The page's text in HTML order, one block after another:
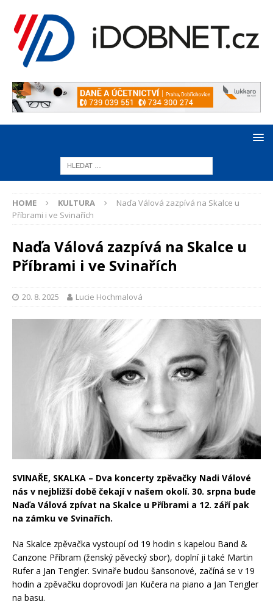
HOME KULTURA
Naďa Válová zazpívá na Skalce u
Příbrami i ve Svinařích
Naďa Válová zazpívá na Skalce u
Příbrami i ve Svinařích
20. 8. 2025 Lucie Hochmalová
SVINAŘE, SKALKA – Dva koncerty zpěvačky Nadi Válové
nás v nejbližší době čekají v našem okolí. 30. srpna bude
Naďa Válová zpívat na Skalce u Příbrami a 12. září pak
na zámku ve Svinařích.
Na Skalce zpěvačka vystoupí od 19 hodin s kapelou Band &
Canzone Příbram (ženský pěvecký sbor), doplní ji také Martin
Rufer a Jan Tengler. Svinaře budou šansonové, začíná se v 19
hodin a zpěvačku doprovodí Jan Kučera na piano a Jan Tengler
na basu.